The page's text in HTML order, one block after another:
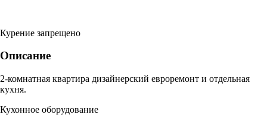
Курение запрещено
Описание
2-комнатная квартира дизайнерский евроремонт и отдельная
кухня.
Кухонное оборудование